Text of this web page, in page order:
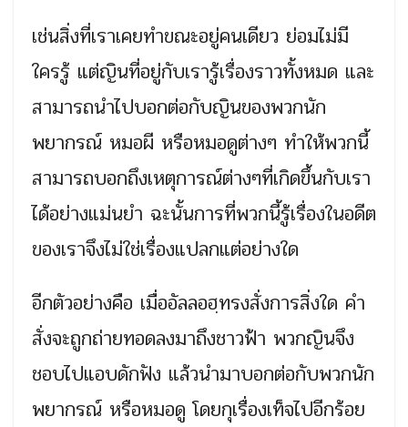
เช่นสิ่งที่เราเคยทำขณะอยู่คนเดียว ย่อมไม่มี
ใครรู้ แต่ญินที่อยู่กับเรารู้เรื่องราวทั้งหมด และ
สามารถนำไปบอกต่อกับญินของพวกนัก
พยากรณ์ หมอผี หรือหมอดูต่างๆ ทำให้พวกนี้
สามารถบอกถึงเหตุการณ์ต่างๆที่เกิดขึ้นกับเรา
ได้อย่างแม่นยำ ฉะนั้นการที่พวกนี้รู้เรื่องในอดีต
ของเราจึงไม่ใช่เรื่องแปลกแต่อย่างใด
อีกตัวอย่างคือ เมื่ออัลลอฮฺทรงสั่งการสิ่งใด คำ
สั่งจะถูกถ่ายทอดลงมาถึงชาวฟ้า พวกญินจึง
ชอบไปแอบดักฟัง แล้วนำมาบอกต่อกับพวกนัก
พยากรณ์ หรือหมอดู โดยกุเรื่องเท็จไปอีกร้อย